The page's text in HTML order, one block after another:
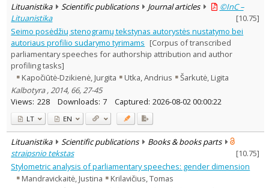
Lituanistika Scientific publications Journal articles
©InC –
Lituanistika
[10.75]
Seimo posėdžių stenogramų tekstynas autorystės nustatymo bei
autoriaus profilio sudarymo tyrimams [Corpus of transcribed
parliamentary speeches for authorship attribution and author
profiling tasks]
Kapočiūtė-Dzikienė, Jurgita
Utka, Andrius
Šarkutė, Ligita
Kalbotyra , 2014, 66, 27-45
Views: 228 Downloads: 7 Captured: 2026-08-02 00:00:22
LT EN
Lituanistika Scientific publications
Books & books parts
straipsnio tekstas
[10.75]
Stylometric analysis of parliamentary speeches: gender dimension
Mandravickaitė, Justina
Krilavičius, Tomas